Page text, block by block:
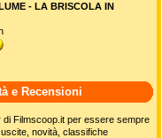
- LA BRISCOLA IN
e Recensioni
di Filmscoop.it per essere sempre
novità, classifiche